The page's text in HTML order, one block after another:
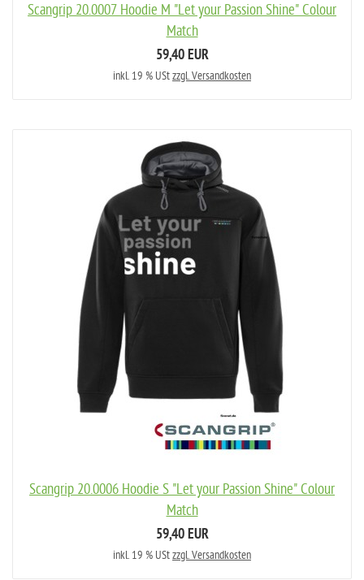
Scangrip 20.0007 Hoodie M "Let your Passion Shine" Colour
Match
59,40 EUR
inkl. 19 % UStzzgl. Versandkosten
Scangrip 20.0006 Hoodie S "Let your Passion Shine" Colour
Match
59,40 EUR
inkl. 19 % UStzzgl. Versandkosten